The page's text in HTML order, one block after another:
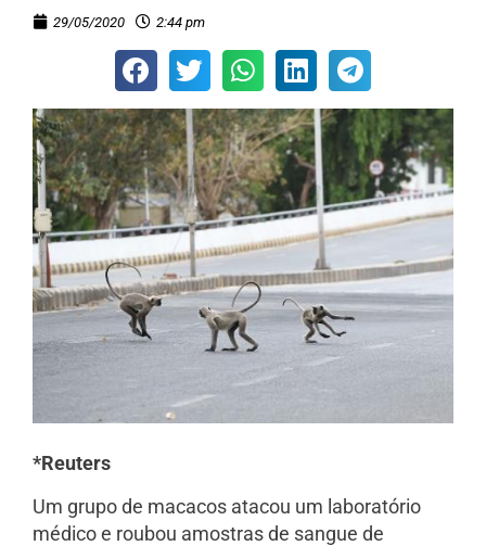
29/05/2020 2:44 pm
*Reuters
Um grupo de macacos atacou um laboratório
médico e roubou amostras de sangue de